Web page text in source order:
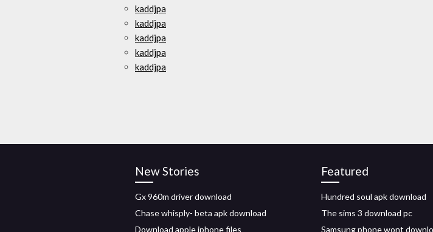
kaddjpa
kaddjpa
kaddjpa
kaddjpa
kaddjpa
New Stories
Gx 960m driver download
Chase whisply- beta apk download
Download apple iphone files
Featured
Hundred soul apk download
The sims 3 download pc
Samsung phone wont